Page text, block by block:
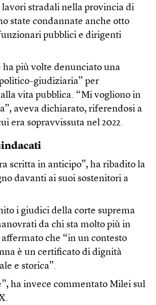
lavori stradali nella provincia di
state condannate anche otto
pubblici e dirigenti
ha più volte denunciato una
giudiziaria” per
vita pubblica. “Mi vogliono in
aveva dichiarato, riferendosi a
era sopravvissuta nel 2022.
scritta in anticipo”, ha ribadito la
davanti ai suoi sostenitori a
i giudici della corte suprema
da chi sta molto più in
affermato che “in un contesto
è un certificato di dignità
e storica”.
ha invece commentato Milei sul